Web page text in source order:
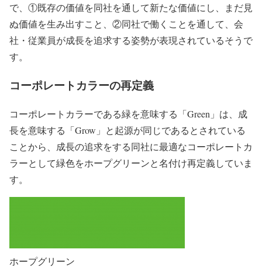
で、①既存の価値を同社を通して新たな価値にし、まだ見
ぬ価値を生み出すこと、②同社で働くことを通して、会
社・従業員が成長を追求する姿勢が表現されているそうで
す。
コーポレートカラーの再定義
コーポレートカラーである緑を意味する「Green」は、成
長を意味する「Grow」と起源が同じであるとされている
ことから、成長の追求をする同社に最適なコーポレートカ
ラーとして緑色をホープグリーンと名付け再定義していま
す。
ホープグリーン